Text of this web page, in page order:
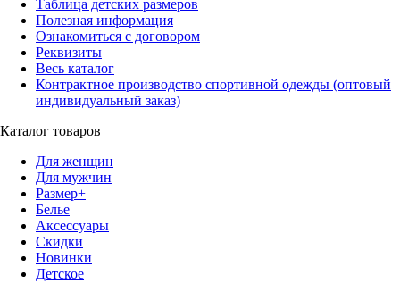
Таблица детских размеров
Полезная информация
Ознакомиться с договором
Реквизиты
Весь каталог
Контрактное производство спортивной одежды (оптовый
индивидуальный заказ)
Каталог товаров
Для женщин
Для мужчин
Размер+
Белье
Аксессуары
Скидки
Новинки
Детское